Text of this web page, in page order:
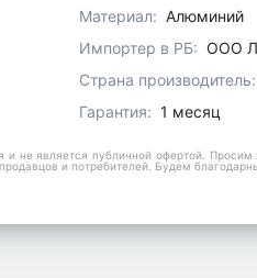
Материал: Алюминий
Импортер в РБ: ООО
Страна производитель:
Гарантия: 1 месяц
не является публичной офертой.
и потребителей. Будем